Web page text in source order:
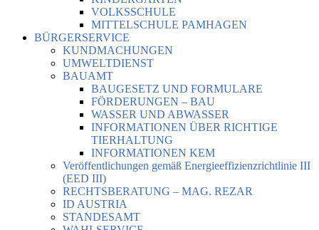
VOLKSSCHULE
MITTELSCHULE PAMHAGEN
BÜRGERSERVICE
KUNDMACHUNGEN
UMWELTDIENST
BAUAMT
BAUGESETZ UND FORMULARE
FÖRDERUNGEN – BAU
WASSER UND ABWASSER
INFORMATIONEN ÜBER RICHTIGE
TIERHALTUNG
INFORMATIONEN KEM
Veröffentlichungen gemäß Energieeffizienzrichtlinie III
(EED III)
RECHTSBERATUNG – MAG. REZAR
ID AUSTRIA
STANDESAMT